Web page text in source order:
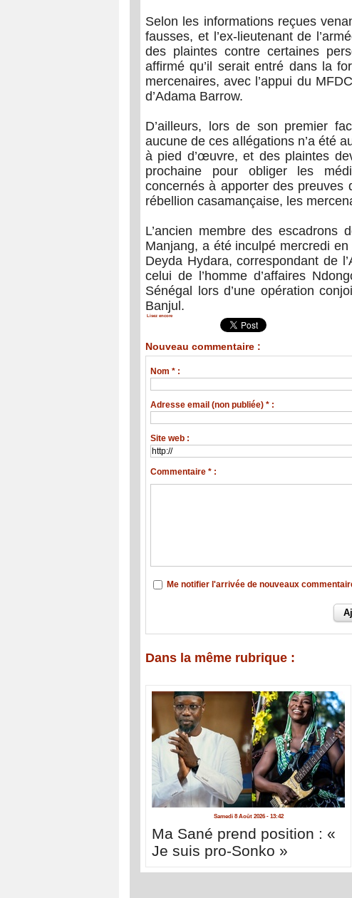
Selon les informations reçues
fausses, et l’ex-lieutenant de
des plaintes contre certaines
affirmé qu’il serait entré dans la
mercenaires, avec l’appui du
d’Adama Barrow.
D’ailleurs, lors de son premier
aucune de ces allégations n’a été
à pied d’œuvre, et des plaintes
prochaine pour obliger les
concernés à apporter des preuves
rébellion casamançaise, les
L’ancien membre des escadrons
Manjang, a été inculpé mercredi
Deyda Hydara, correspondant de
celui de l’homme d’affaires
Sénégal lors d’une opération
Banjul.
Lisez encore
Nouveau commentaire :
Nom * :
Adresse email (non publiée) * :
Site web :
Commentaire * :
Me notifier l'arrivée de nouveaux
Dans la même rubrique :
Samedi 8 Août 2026 - 13:42
Ma Sané prend position : «
Je suis pro-Sonko »